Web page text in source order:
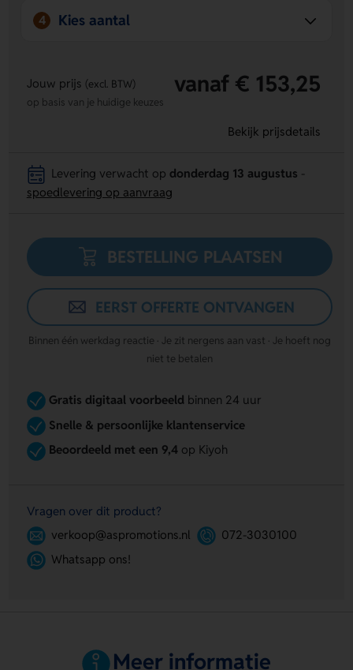
4 Kies aantal
Jouw prijs (excl. BTW) vanaf € 153,25
op basis van je huidige keuzes
Bekijk prijsdetails
Levering verwacht op donderdag 13 augustus
spoedlevering op aanvraag
BESTELLING PLAATSEN
EERST OFFERTE ONTVANGEN
Binnen één werkdag reactie · Je zit nergens aan vast · Je hoeft nog
niet te betalen
Gratis digitaal voorbeeld binnen 24 uur
Snelle & persoonlijke klantenservice
Beoordeeld met een 9,4op Kiyoh
Vragen over dit product?
verkoop@aspromotions.nl
072-3030100
Whatsapp ons!
Meer informatie